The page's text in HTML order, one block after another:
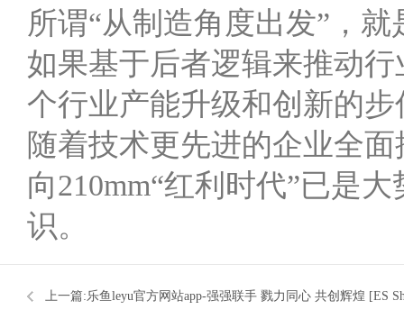
所谓“从制造角度出发”，
如果基于后者逻辑来推动
个行业产能升级和创新的步
随着技术更先进的企业全
向210mm“红利时代”已是
识。
上一篇:乐鱼leyu官方网站app-强强联手 戮力同心 共创辉煌 [ES